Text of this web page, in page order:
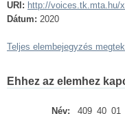
URI: http://voices.tk.mta.hu/
Dátum: 2020
Teljes elembejegyzés
Ehhez az elemhez
Név: